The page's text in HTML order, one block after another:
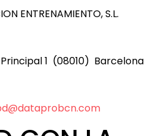
ENTRENAMIENTO, S.L.
1 (08010) Barcelona